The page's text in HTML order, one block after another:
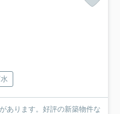
あります。好評の新築物件な